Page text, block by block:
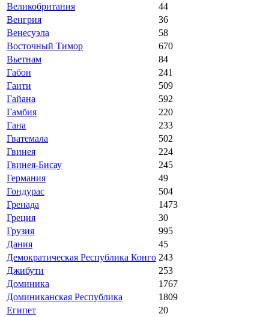
Великобритания
44
Венгрия
36
Венесуэла
58
Восточный Тимор
670
Вьетнам
84
Габон
241
Гаити
509
Гайана
592
Гамбия
220
Гана
233
Гватемала
502
Гвинея
224
Гвинея-Бисау
245
Германия
49
Гондурас
504
Гренада
1473
Греция
30
Грузия
995
Дания
45
Демократическая Республика Конго 243
Джибути
253
Доминика
1767
Доминиканская Республика
1809
Египет
20